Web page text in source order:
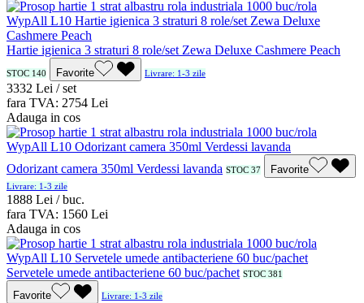
Hartie igienica 3 straturi 8 role/set Zewa Deluxe Cashmere Peach
STOC 140 Favorite Livrare: 1-3 zile
3332 Lei / set
fara TVA: 2754 Lei
Adauga in cos
Odorizant camera 350ml Verdessi lavanda STOC 37 Favorite
Livrare: 1-3 zile
1888 Lei / buc.
fara TVA: 1560 Lei
Adauga in cos
Servetele umede antibacteriene 60 buc/pachet STOC 381
Favorite Livrare: 1-3 zile